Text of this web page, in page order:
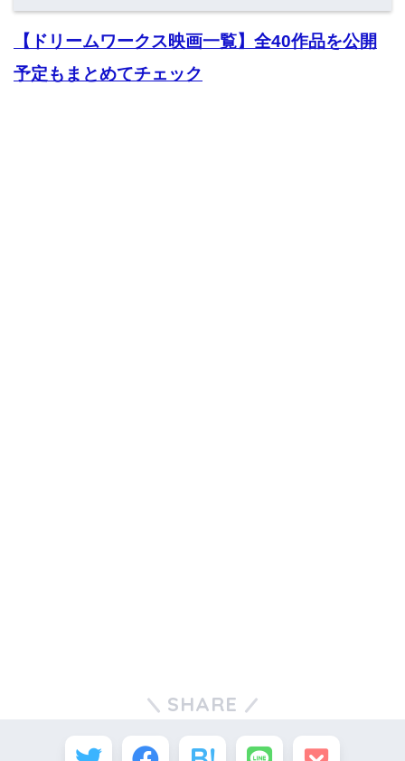
【ドリームワークス映画一覧】全40作品を公開
予定もまとめてチェック
SHARE